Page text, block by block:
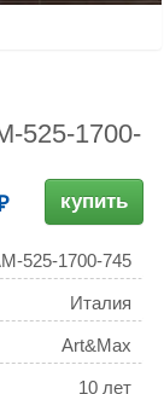
525-1700-
купить
525-1700-745
Италия
Art&Max
10 лет